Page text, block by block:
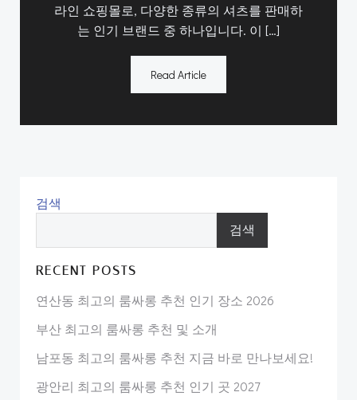
라인 쇼핑몰로, 다양한 종류의 셔츠를 판매하
는 인기 브랜드 중 하나입니다. 이 […]
Read Article
검색
검색
RECENT POSTS
연산동 최고의 룸싸롱 추천 인기 장소 2026
부산 최고의 룸싸롱 추천 및 소개
남포동 최고의 룸싸롱 추천 지금 바로 만나보세요!
광안리 최고의 룸싸롱 추천 인기 곳 2027